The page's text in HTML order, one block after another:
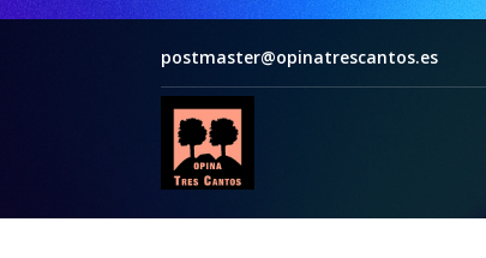
postmaster@opinatrescantos.es